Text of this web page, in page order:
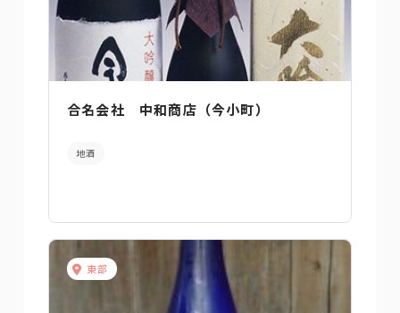
合名会社 中和商店（今小町）
地酒
東部